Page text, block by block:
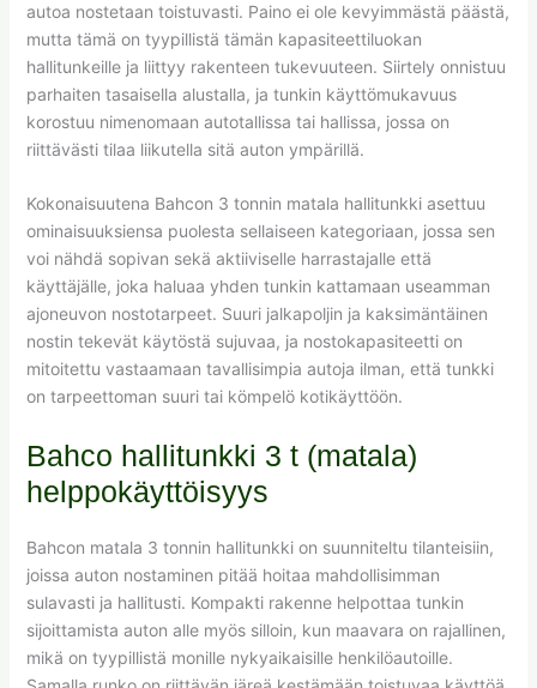
autoa nostetaan toistuvasti. Paino ei ole kevyimmästä päästä,
mutta tämä on tyypillistä tämän kapasiteettiluokan
hallitunkeille ja liittyy rakenteen tukevuuteen. Siirtely onnistuu
parhaiten tasaisella alustalla, ja tunkin käyttömukavuus
korostuu nimenomaan autotallissa tai hallissa, jossa on
riittävästi tilaa liikutella sitä auton ympärillä.
Kokonaisuutena Bahcon 3 tonnin matala hallitunkki asettuu
ominaisuuksiensa puolesta sellaiseen kategoriaan, jossa sen
voi nähdä sopivan sekä aktiiviselle harrastajalle että
käyttäjälle, joka haluaa yhden tunkin kattamaan useamman
ajoneuvon nostotarpeet. Suuri jalkapoljin ja kaksimäntäinen
nostin tekevät käytöstä sujuvaa, ja nostokapasiteetti on
mitoitettu vastaamaan tavallisimpia autoja ilman, että tunkki
on tarpeettoman suuri tai kömpelö kotikäyttöön.
Bahco hallitunkki 3 t (matala)
helppokäyttöisyys
Bahcon matala 3 tonnin hallitunkki on suunniteltu tilanteisiin,
joissa auton nostaminen pitää hoitaa mahdollisimman
sulavasti ja hallitusti. Kompakti rakenne helpottaa tunkin
sijoittamista auton alle myös silloin, kun maavara on rajallinen,
mikä on tyypillistä monille nykyaikaisille henkilöautoille.